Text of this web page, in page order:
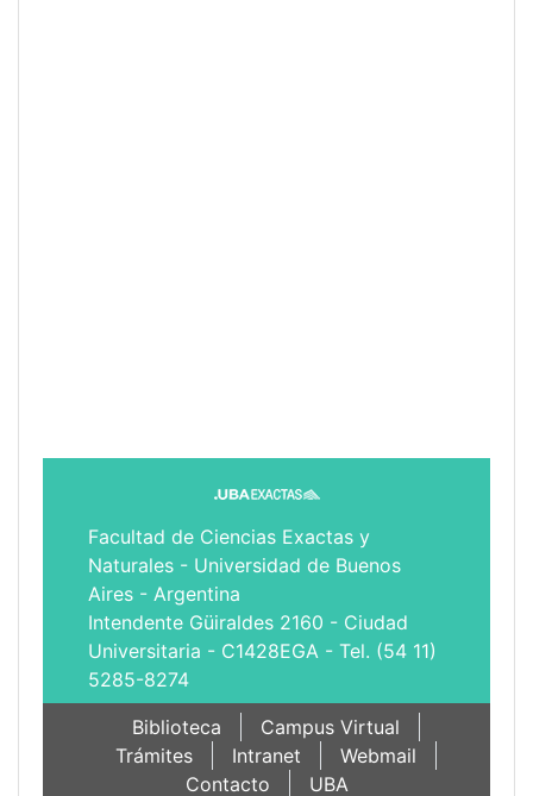
Facultad de Ciencias Exactas y
Naturales - Universidad de Buenos
Aires - Argentina
Intendente Güiraldes 2160 - Ciudad
Universitaria - C1428EGA - Tel. (54 11)
5285-8274
Biblioteca
Campus Virtual
Trámites
Intranet
Webmail
Contacto
UBA